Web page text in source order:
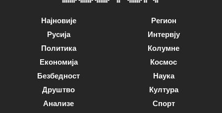
Најновије
Русија
Политика
Економија
Безбедност
Друштво
Анализе
Регион
Интервју
Колумне
Космос
Наука
Култура
Спорт